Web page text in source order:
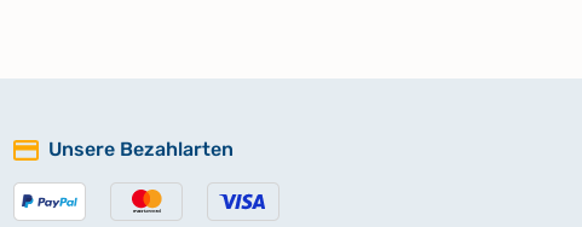
Unsere Bezahlarten